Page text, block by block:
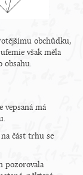
obchůdku,
však měla
obsahu.
vepsaná má
část trhu se
pozorovala